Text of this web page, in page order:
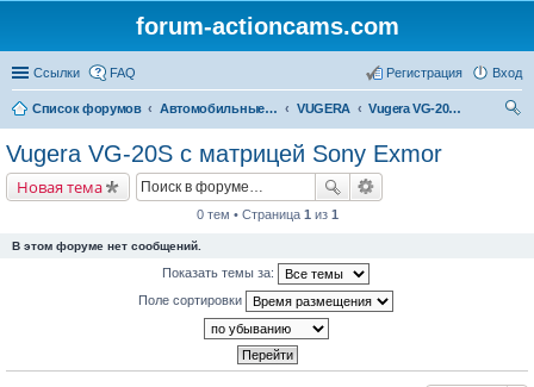
forum-actioncams.com
Ссылки FAQ Вход
Регистрация
Список форумов Автомобильные видеорегистраторы VUGERA
Vugera VG-20S с матрицей Sony Exmor
Vugera VG-20S с матрицей Sony Exmor
Новая тема
0 тем • Страница 1 из 1
В этом форуме нет сообщений.
Показать темы за:
Поле сортировки